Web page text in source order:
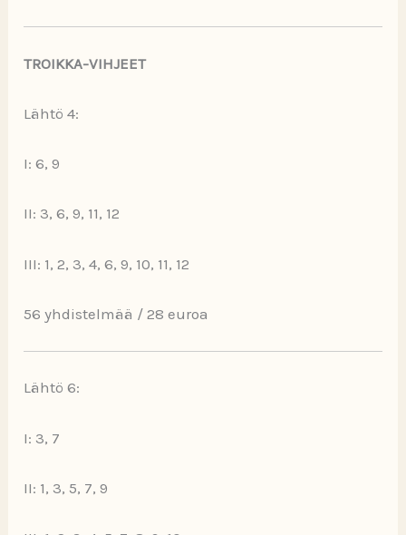
TROIKKA-VIHJEET
Lähtö 4:
I: 6, 9
II: 3, 6, 9, 11, 12
III: 1, 2, 3, 4, 6, 9, 10, 11, 12
56 yhdistelmää / 28 euroa
Lähtö 6:
I: 3, 7
II: 1, 3, 5, 7, 9